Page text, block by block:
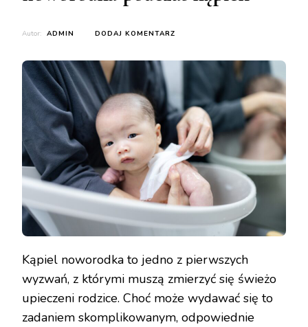
Autor: ADMIN DODAJ KOMENTARZ
KĄPIELI”
Kąpiel noworodka to jedno z pierwszych
wyzwań, z którymi muszą zmierzyć się świeżo
upieczeni rodzice. Choć może wydawać się to
zadaniem skomplikowanym, odpowiednie